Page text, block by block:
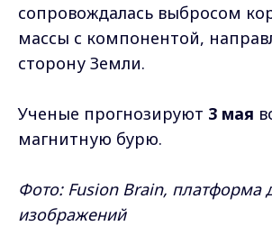
сопровождалась выбросом
массы с компонентой,
сторону Земли.
Ученые прогнозируют 3 мая
магнитную бурю.
Фото: Fusion Brain, платформа
изображений